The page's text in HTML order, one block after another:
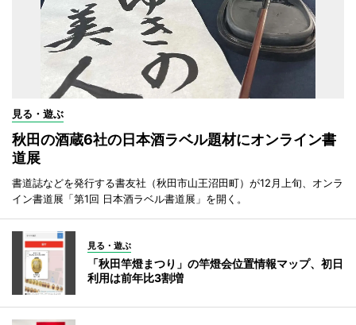
見る・遊ぶ
秋田の酒蔵6社の日本酒ラベル題材にオンライン書
道展
書道誌などを発行する書友社（秋田市山王沼田町）が12月上旬、オンラ
イン書道展「第1回 日本酒ラベル書道展」を開く。
見る・遊ぶ
「秋田竿燈まつり」の竿燈会位置情報マップ、初日
利用は前年比3割増